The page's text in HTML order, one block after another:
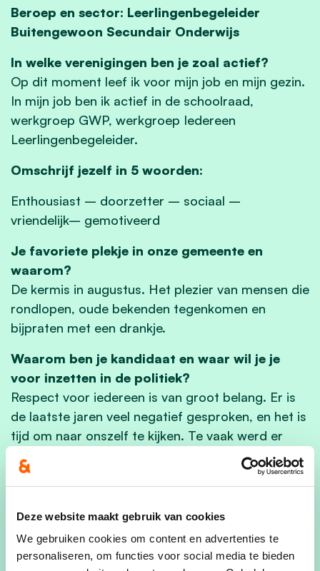
Deze website maakt gebruik van cookies
We gebruiken cookies om content en advertenties te
personaliseren, om functies voor social media te bieden
Beroep en sector: Leerlingenbegeleider
Buitengewoon Secundair Onderwijs
In welke verenigingen ben je zoal actief?
Op dit moment leef ik voor mijn job en mijn gezin.
In mijn job ben ik actief in de schoolraad,
werkgroep GWP, werkgroep Iedereen
Leerlingenbegeleider.
Omschrijf jezelf in 5 woorden:
Enthousiast – doorzetter – sociaal –
vriendelijk– gemotiveerd
Je favoriete plekje in onze gemeente en
waarom?
De kermis in augustus. Het plezier van mensen die
rondlopen, oude bekenden tegenkomen en
bijpraten met een drankje.
Waarom ben je kandidaat en waar wil je je
voor inzetten in de politiek?
Respect voor iedereen is van groot belang. Er is
de laatste jaren veel negatief gesproken, en het is
tijd om naar onszelf te kijken. Te vaak werd er
vanuit eigenbelang politiek bedreven, maar nu is
het tijd om de focus op onze bevolking te leggen.
gezet te worden, niet alleen door de Ronde van
Vlaanderen. De Kouter moet opnieuw een plek
worden waar jongeren samenkomen en